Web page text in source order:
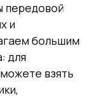
передовой
и
большим
для
взять